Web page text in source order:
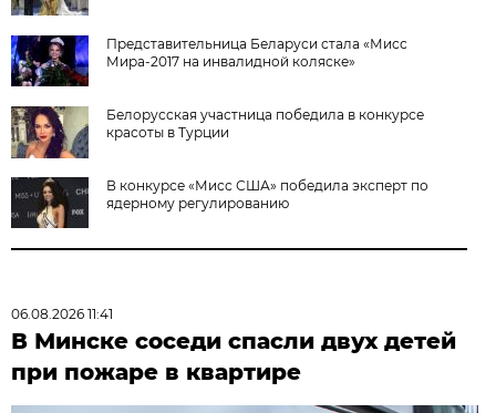
Представительница Беларуси стала «Мисс
Мира-2017 на инвалидной коляске»
Белорусская участница победила в конкурсе
красоты в Турции
В конкурсе «Мисс США» победила эксперт по
ядерному регулированию
06.08.2026 11:41
В Минске соседи спасли двух детей
при пожаре в квартире